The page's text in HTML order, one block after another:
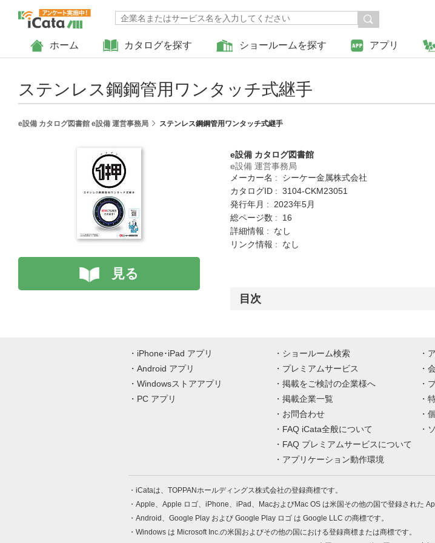
ホーム カタログを探す ショールームを探す アプリ
ステンレス鋼鋼管用ワンタッチ式継手
e設備 カタログ図書館 e設備 運営事務局 ステンレス鋼鋼管用ワンタッチ式継手
見る
e設備 カタログ図書館
e設備 運営事務局
メーカー名 : シーケー金属株式会社
カタログID : 3104-CKM23051
発行年月 : 2023年5月
総ページ数 : 16
詳細情報 : なし
リンク情報 : なし
目次
iPhone･iPad アプリ
Android アプリ
Windowsストアアプリ
PC アプリ
ショールーム検索
プレミアムサービス
掲載をご検討の企業様へ
掲載企業一覧
お問合わせ
FAQ iCata全般について
FAQ プレミアムサービスについて
アプリケーション動作環境
iCataは、TOPPANホールディングス株式会社の登録商標です。
Apple、Apple ロゴ、iPhone、iPad、MacおよびMac OS は米国その他の国で登録された
Android、Google Play および Google Play ロゴ は Google LLC の商標です。
Windows は Microsoft Inc.の米国およびその他の国における登録商標または商標です。